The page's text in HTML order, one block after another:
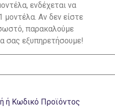
ενδέχεται να
Αν δεν είστε
παρακαλούμε
σας εξυπηρετήσουμε!
ή Κωδικό Προϊόντος